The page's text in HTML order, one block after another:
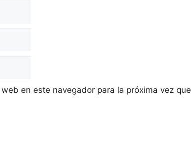
en este navegador para la próxima vez que